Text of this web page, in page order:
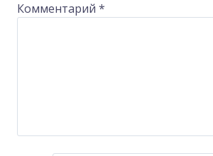
Комментарий *